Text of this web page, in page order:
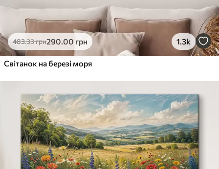
483.33грн290.00 грн 1.3k
Світанок на березі моря